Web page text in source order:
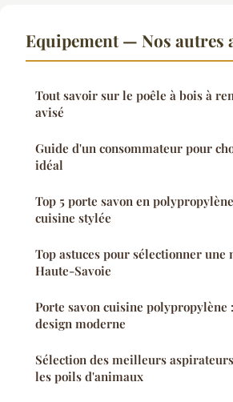
Equipement — Nos autres
Tout savoir sur le poêle à bois à
avisé
Guide d'un consommateur pour
idéal
Top 5 porte savon en
cuisine stylée
Top astuces pour sélectionner une
Haute-Savoie
Porte savon cuisine polypropylène
design moderne
Sélection des meilleurs
les poils d'animaux